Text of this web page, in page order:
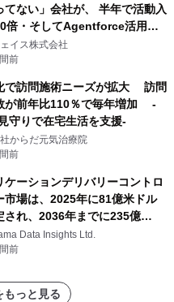
てない」会社が、 半年で活動入
倍・そしてAgentforce活用へ
住宅×bellSalesAI事例公開
イス株式会社
前
で訪問施術ニーズが拡大 訪問
が前年比110％で毎年増加 -
守りで在宅生活を支援-
からだ元気治療院
前
ケーションデリバリーコントロ
市場は、2025年に81億米ドル
され、2036年までに235億
米ドルに達すると予測されて
予測期間（2026年～2036年）
Data Insights Ltd.
前
もっと見る